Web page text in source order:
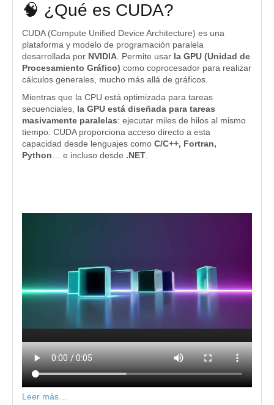
🧠 ¿Qué es CUDA?
CUDA (Compute Unified Device Architecture) es una
plataforma y modelo de programación paralela
desarrollada por NVIDIA. Permite usar la GPU (Unidad de
Procesamiento Gráfico) como coprocesador para realizar
cálculos generales, mucho más allá de gráficos.
Mientras que la CPU está optimizada para tareas
secuenciales, la GPU está diseñada para tareas
masivamente paralelas: ejecutar miles de hilos al mismo
tiempo. CUDA proporciona acceso directo a esta
capacidad desde lenguajes como C/C++, Fortran,
Python… e incluso desde .NET.
Leer más…